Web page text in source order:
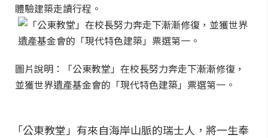
體驗建築走讀行程。
圖片說明：「公東教堂」在校長努力奔走下漸漸修復，
並獲世界遺產基金會的「現代特色建築」票選第一。
「公東教堂」有來自海岸山脈的瑞士人，將一生奉